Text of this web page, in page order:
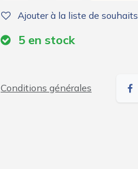
Ajouter à la liste de souhaits
5 en stock
Conditions générales